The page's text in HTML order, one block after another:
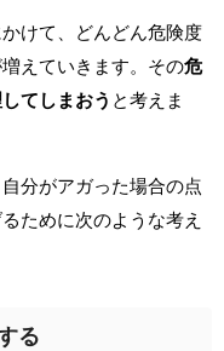
けて、どんどん危険度
えていきます。その危
てしまおう と考えま
分がアガった場合の点
ために次のような考え
る